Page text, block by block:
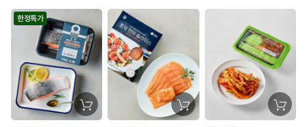
트 한정특가
장
바
장
바
장
바